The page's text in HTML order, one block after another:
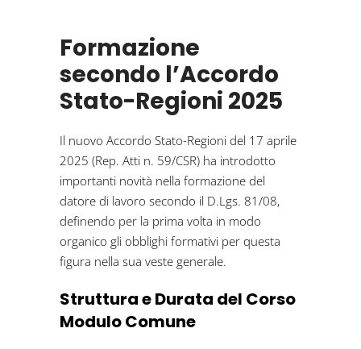
Formazione
secondo l’Accordo
Stato-Regioni 2025
Il nuovo Accordo Stato-Regioni del 17 aprile
2025 (Rep. Atti n. 59/CSR) ha introdotto
importanti novità nella formazione del
datore di lavoro secondo il D.Lgs. 81/08,
definendo per la prima volta in modo
organico gli obblighi formativi per questa
figura nella sua veste generale.
Struttura e Durata del Corso
Modulo Comune